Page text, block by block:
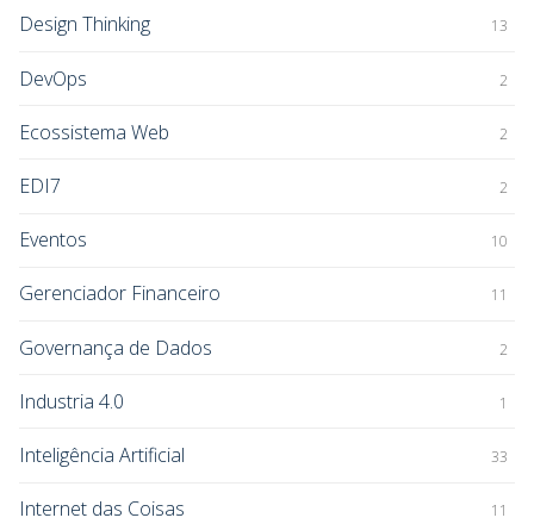
Design Thinking 13
DevOps 2
Ecossistema Web 2
EDI7 2
Eventos 10
Gerenciador Financeiro 11
Governança de Dados 2
Industria 4.0 1
Inteligência Artificial 33
Internet das Coisas 11